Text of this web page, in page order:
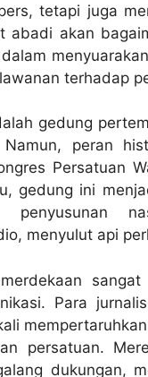
tetapi juga
abadi akan
terhadap
gedung
peran
Persatuan
gedung ini
menyulut api
Para
persatuan.
dukungan,